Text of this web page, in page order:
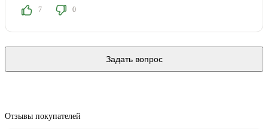
7 0
Задать вопрос
Отзывы покупателей